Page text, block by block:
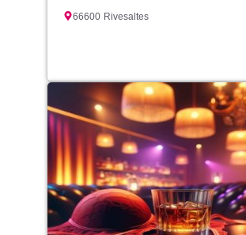
66600 Rivesaltes